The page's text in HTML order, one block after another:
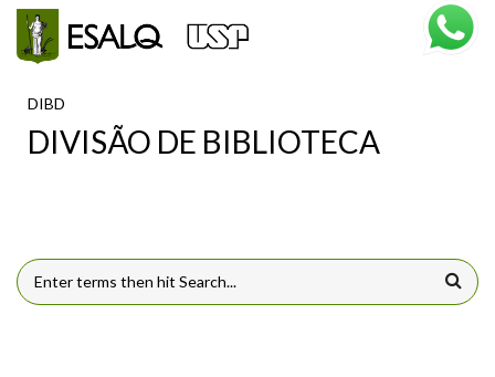
Pular para o conteúdo principal
DIBD
DIVISÃO DE BIBLIOTECA
FORMULÁRIO DE BUSCA